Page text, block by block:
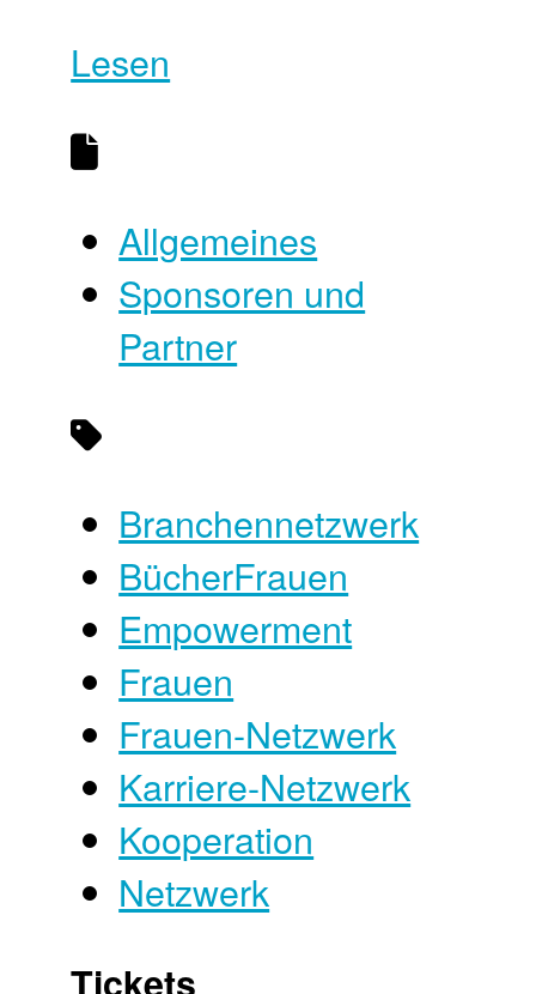
Lesen
Allgemeines
Sponsoren und
Partner
Branchennetzwerk
BücherFrauen
Empowerment
Frauen
Frauen-Netzwerk
Karriere-Netzwerk
Kooperation
Netzwerk
Tickets